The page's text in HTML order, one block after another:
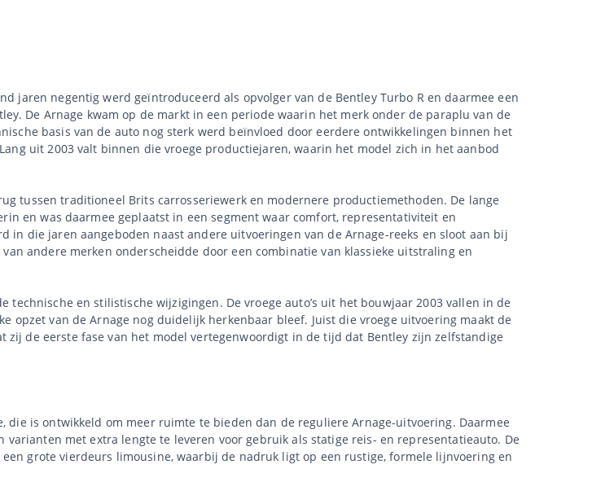
jaren negentig werd geïntroduceerd als opvolger van de Bentley Turbo R en daarmee een
De Arnage kwam op de markt in een periode waarin het merk onder de paraplu van de
basis van de auto nog sterk werd beïnvloed door eerdere ontwikkelingen binnen het
uit 2003 valt binnen die vroege productiejaren, waarin het model zich in het aanbod
tussen traditioneel Brits carrosseriewerk en modernere productiemethoden. De lange
en was daarmee geplaatst in een segment waar comfort, representativiteit en
in die jaren aangeboden naast andere uitvoeringen van de Arnage-reeks en sloot aan bij
andere merken onderscheidde door een combinatie van klassieke uitstraling en
en stilistische wijzigingen. De vroege auto’s uit het bouwjaar 2003 vallen in de
opzet van de Arnage nog duidelijk herkenbaar bleef. Juist die vroege uitvoering maakt de
zij de eerste fase van het model vertegenwoordigt in de tijd dat Bentley zijn zelfstandige
die is ontwikkeld om meer ruimte te bieden dan de reguliere Arnage-uitvoering. Daarmee
met extra lengte te leveren voor gebruik als statige reis- en representatieauto. De
grote vierdeurs limousine, waarbij de nadruk ligt op een rustige, formele lijnvoering en